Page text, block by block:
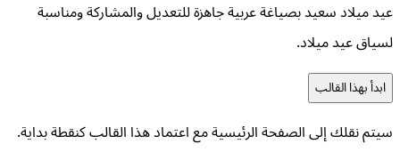
عيد ميلاد سعيد بصياغة عربية جاهزة للتعديل والمشاركة ومناسبة
لسياق عيد ميلاد.
ابدأ بهذا القالب
سيتم نقلك إلى الصفحة الرئيسية مع اعتماد هذا القالب كنقطة بداية.